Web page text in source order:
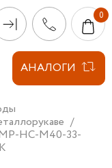
АНАЛОГИ
НС-М40-33-